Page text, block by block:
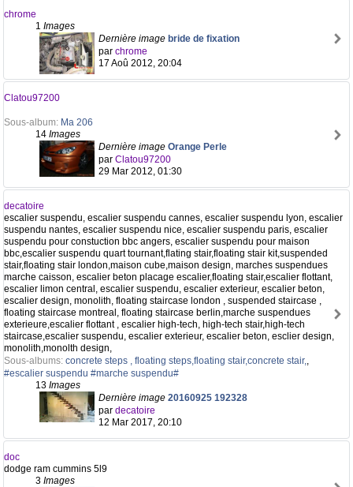
chrome
1 Images
Dernière image bride de fixation
par chrome
17 Aoû 2012, 20:04
Clatou97200
Sous-album: Ma 206
14 Images
Dernière image Orange Perle
par Clatou97200
29 Mar 2012, 01:30
decatoire
escalier suspendu, escalier suspendu cannes, escalier suspendu lyon, escalier
suspendu nantes, escalier suspendu nice, escalier suspendu paris, escalier
suspendu pour constuction bbc angers, escalier suspendu pour maison
bbc,escalier suspendu quart tournant,flating stair,floating stair kit,suspended
stair,floating stair london,maison cube,maison design, marches suspendues
marche caisson, escalier beton placage escalier,floating stair,escalier flottant,
escalier limon central, escalier suspendu, escalier exterieur, escalier beton,
escalier design, monolith, floating staircase london , suspended staircase ,
floating staircase montreal, floating staircase berlin,marche suspendues
exterieure,escalier flottant , escalier high-tech, high-tech stair,high-tech
staircase,escalier suspendu, escalier exterieur, escalier beton, esclier design,
monolith,monolth design,
Sous-albums: concrete steps , floating steps,floating stair,concrete stair,,
#escalier suspendu #marche suspendu#
13 Images
Dernière image 20160925 192328
par decatoire
12 Mar 2017, 20:10
doc
dodge ram cummins 5l9
3 Images